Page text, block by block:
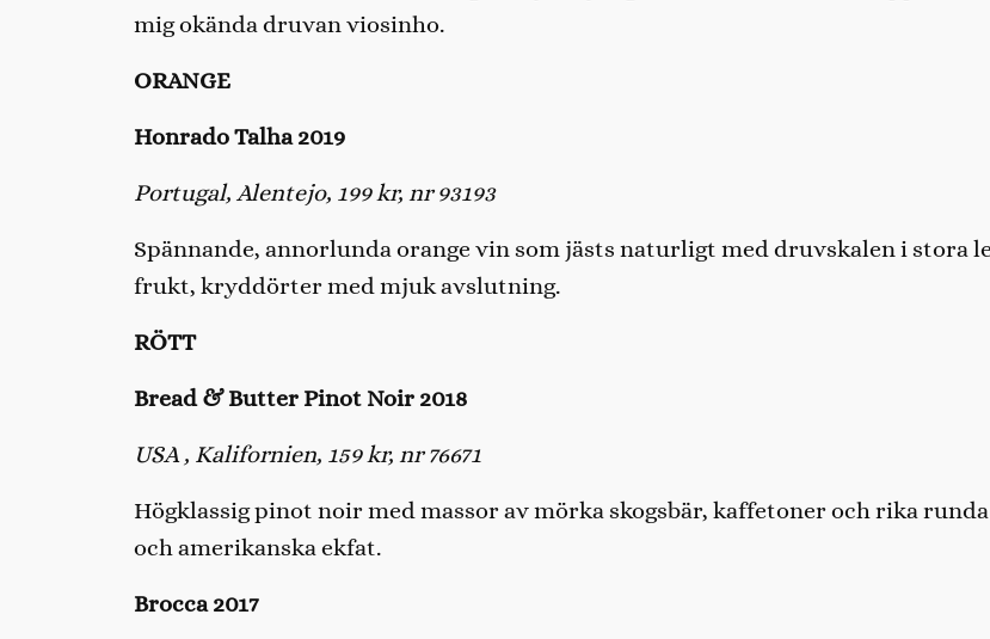
mig okända druvan viosinho.
ORANGE
Honrado Talha 2019
Portugal, Alentejo, 199 kr, nr 93193
Spännande, annorlunda orange vin som jästs naturligt med druvskalen i stora
frukt, kryddörter med mjuk avslutning.
RÖTT
Bread & Butter Pinot Noir 2018
USA , Kalifornien, 159 kr, nr 76671
Högklassig pinot noir med massor av mörka skogsbär, kaffetoner och rika
och amerikanska ekfat.
Brocca 2017